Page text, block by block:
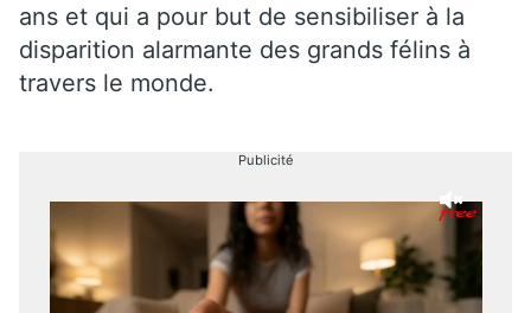
ans et qui a pour but de sensibiliser à la
disparition alarmante des grands félins à
travers le monde.
Publicité